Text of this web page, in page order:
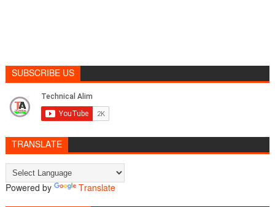
SUBSCRIBE US
TRANSLATE
Powered by Translate